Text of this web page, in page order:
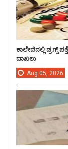
ಕಾಲೇಜಿನಲ್ಲಿ ಡ್ರಗ್ಸ್
ದಾಖಲು
Aug 05, 2026